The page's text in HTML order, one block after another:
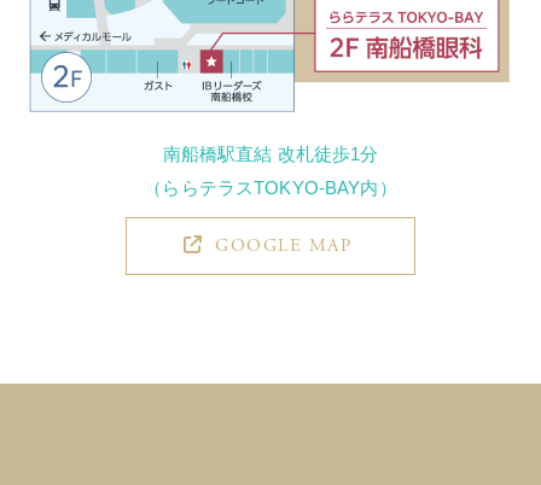
南船橋駅直結 改札徒歩1分
（ららテラスTOKYO-BAY内）
GOOGLE MAP